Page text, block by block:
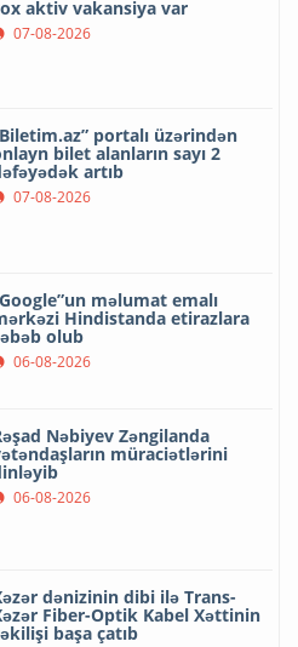
aktiv vakansiya var
07-08-2026
portalı üzərindən
bilet alanların sayı 2
artıb
07-08-2026
məlumat emalı
Hindistanda etirazlara
olub
06-08-2026
Nəbiyev Zəngilanda
müraciətlərini
06-08-2026
dənizinin dibi ilə Trans-
Fiber-Optik Kabel Xəttinin
başa çatıb